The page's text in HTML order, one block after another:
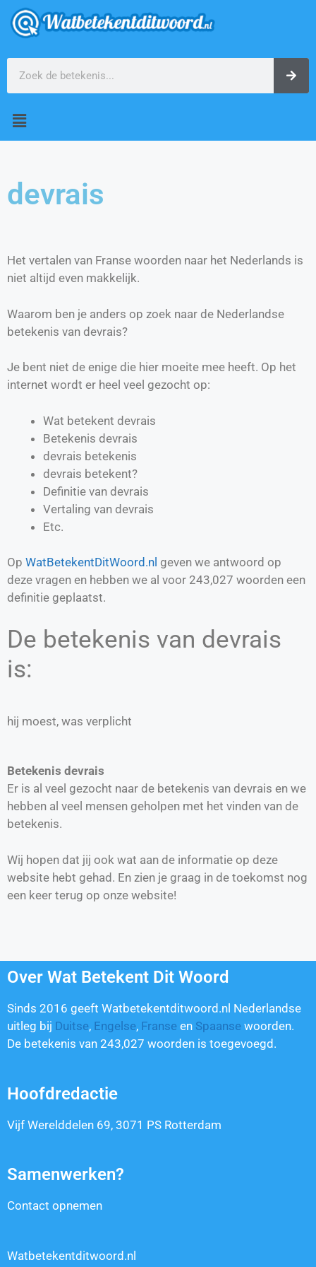
devrais
Het vertalen van Franse woorden naar het Nederlands is
niet altijd even makkelijk.
Waarom ben je anders op zoek naar de Nederlandse
betekenis van devrais?
Je bent niet de enige die hier moeite mee heeft. Op het
internet wordt er heel veel gezocht op:
Wat betekent devrais
Betekenis devrais
devrais betekenis
devrais betekent?
Definitie van devrais
Vertaling van devrais
Etc.
Op WatBetekentDitWoord.nl geven we antwoord op
deze vragen en hebben we al voor 243,027 woorden een
definitie geplaatst.
De betekenis van devrais
is:
hij moest, was verplicht
Betekenis devrais
Er is al veel gezocht naar de betekenis van devrais en we
hebben al veel mensen geholpen met het vinden van de
betekenis.
Wij hopen dat jij ook wat aan de informatie op deze
website hebt gehad. En zien je graag in de toekomst nog
een keer terug op onze website!
Over Wat Betekent Dit Woord
Sinds 2016 geeft Watbetekentditwoord.nl Nederlandse
uitleg bij Duitse, Engelse, Franse en Spaanse woorden.
De betekenis van 243,027 woorden is toegevoegd.
Hoofdredactie
Vijf Werelddelen 69, 3071 PS Rotterdam
Samenwerken?
Contact opnemen
Watbetekentditwoord.nl